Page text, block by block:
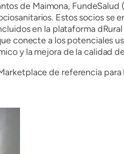
de Maimona, FundeSalud
Estos socios
en la plataforma
conecte a los potenciales
y la mejora de la calidad
de referencia para